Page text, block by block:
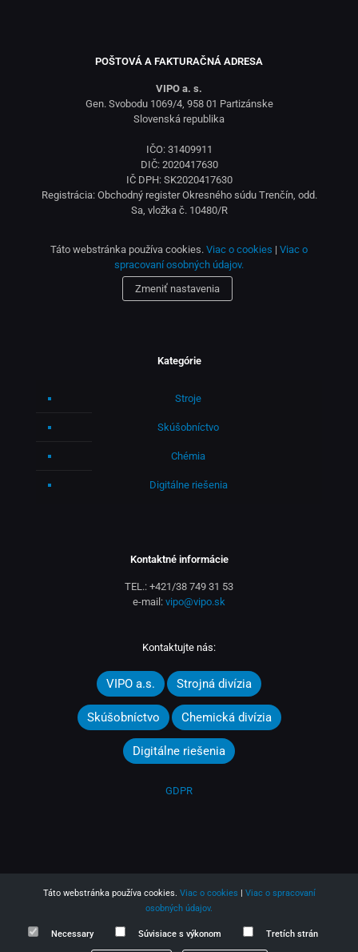
POŠTOVÁ A FAKTURAČNÁ ADRESA
VIPO a. s.
Gen. Svobodu 1069/4, 958 01 Partizánske
Slovenská republika
IČO: 31409911
DIČ: 2020417630
IČ DPH: SK2020417630
Registrácia: Obchodný register Okresného súdu Trenčín, odd.
Sa, vložka č. 10480/R
Táto webstránka používa cookies. Viac o cookies | Viac o
spracovaní osobných údajov.
Zmeniť nastavenia
Kategórie
Stroje
Skúšobníctvo
Chémia
Digitálne riešenia
Kontaktné informácie
TEL.: +421/38 749 31 53
e-mail: vipo@vipo.sk
Kontaktujte nás:
VIPO a.s. Strojná divízia
Skúšobníctvo Chemická divízia
Digitálne riešenia
GDPR
Táto webstránka používa cookies. Viac o cookies | Viac o spracovaní
osobných údajov.
Necessary Súvisiace s výkonom Tretích strán